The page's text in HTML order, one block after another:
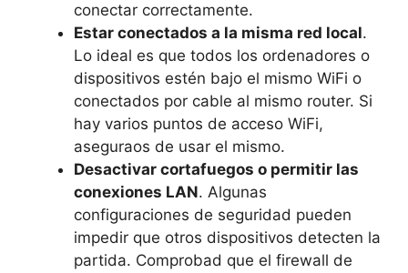
conectar correctamente.
Estar conectados a la misma red local.
Lo ideal es que todos los ordenadores o
dispositivos estén bajo el mismo WiFi o
conectados por cable al mismo router. Si
hay varios puntos de acceso WiFi,
aseguraos de usar el mismo.
Desactivar cortafuegos o permitir las
conexiones LAN. Algunas
configuraciones de seguridad pueden
impedir que otros dispositivos detecten la
partida. Comprobad que el firewall de